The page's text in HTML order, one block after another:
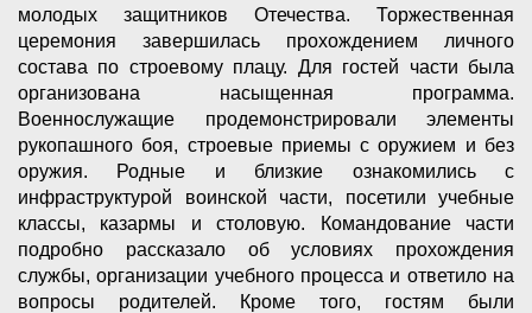
молодых защитников Отечества. Торжественная
церемония завершилась прохождением личного
состава по строевому плацу. Для гостей части была
организована насыщенная программа.
Военнослужащие продемонстрировали элементы
рукопашного боя, строевые приемы с оружием и без
оружия. Родные и близкие ознакомились с
инфраструктурой воинской части, посетили учебные
классы, казармы и столовую. Командование части
подробно рассказало об условиях прохождения
службы, организации учебного процесса и ответило на
вопросы родителей. Кроме того, гостям были